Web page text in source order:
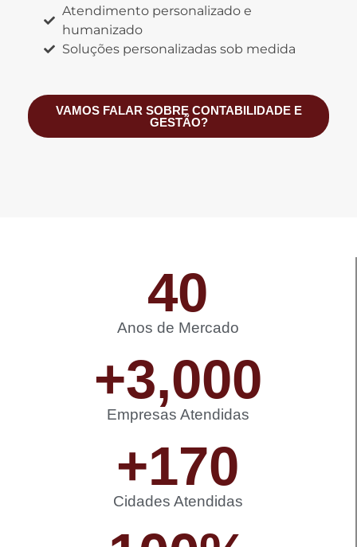
Atendimento personalizado e
humanizado
Soluções personalizadas sob medida
VAMOS FALAR SOBRE CONTABILIDADE E
GESTÃO?
Anos de Mercado
40
Empresas Atendidas
+3,000
Cidades Atendidas
+170